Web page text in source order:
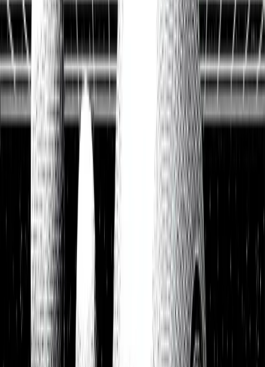
Data API entdecken
Watchlist
Portfolios
1:1 Begleitung
Über uns
Einloggen
Kostenlos testen
WatchlistUnsere Top-Picks zum Kauf